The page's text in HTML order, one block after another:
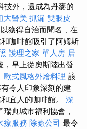
技外，還成為丹麥的
大醫美 抓漏 雙眼皮
獲得自治而聞名，在
咖啡館吸引了阿姆斯
護理之家 單人房 居
，早上從奧斯陸出發
歐式風格外燴料理 該
令人印象深刻的建
宜人的咖啡館。 深
瑞典城市福利協會，
療服務 除蟲公司 最令